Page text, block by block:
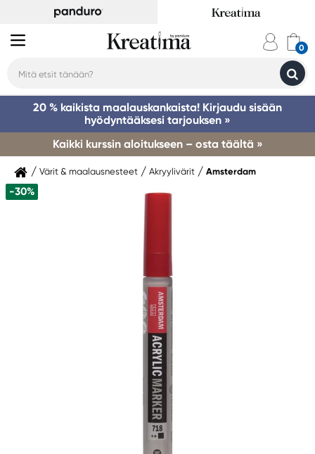
20 % kaikista maalauskankaista! Kirjaudu sisään
hyödyntääksesi tarjouksen »
Kaikki kurssin aloitukseen – osta täältä »
Värit & maalausnesteet Akryylivärit Amsterdam
-30%